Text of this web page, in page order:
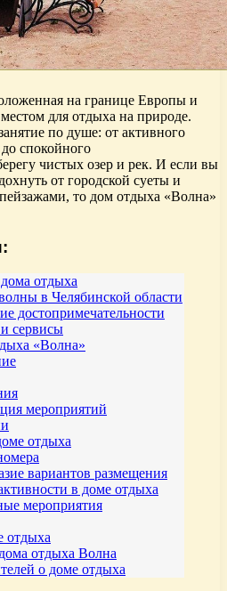
на границе Европы и
для отдыха на природе.
по душе: от активного
спокойного
чистых озер и рек. И если вы
от городской суеты и
то дом отдыха «Волна»
отдыха
в Челябинской области
достопримечательности
сервисы
«Волна»
мероприятий
отдыха
вариантов размещения
в доме отдыха
мероприятия
отдыха
отдыха Волна
о доме отдыха